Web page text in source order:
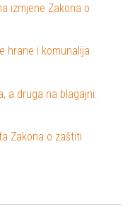
izmjene Zakona o
hrane i komunalija
a druga na blagajni:
Zakona o zaštiti